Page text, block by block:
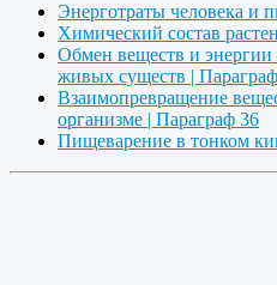
Энерготраты человека и
Химический состав
Обмен веществ и
живых существ |
Взаимопревращение
организме | Параграф 36
Пищеварение в тонком